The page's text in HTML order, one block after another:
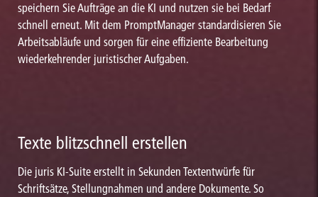
speichern Sie Aufträge an die KI und nutzen sie bei Bedarf
schnell erneut. Mit dem PromptManager standardisieren Sie
Arbeitsabläufe und sorgen für eine effiziente Bearbeitung
wiederkehrender juristischer Aufgaben.
Texte blitzschnell erstellen
Die juris KI-Suite erstellt in Sekunden Textentwürfe für
Schriftsätze, Stellungnahmen und andere Dokumente. So